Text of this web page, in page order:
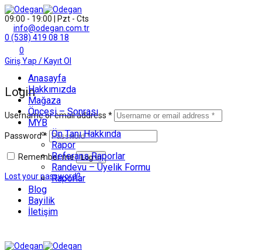
09:00 - 19:00 | Pzt - Cts
info@odegan.com.tr
0 (538) 419 08 18
0
Giriş Yap / Kayıt Ol
Login
Username or email address *
Password*
Remember me Log in
Lost your password?
Anasayfa
Hakkımızda
Mağaza
Öncesi – Sonrası
MYB
Ön Tanı Hakkında
Rapor
Referans Raporlar
Randevu – Üyelik Formu
Raporlar
Blog
Bayilik
İletişim